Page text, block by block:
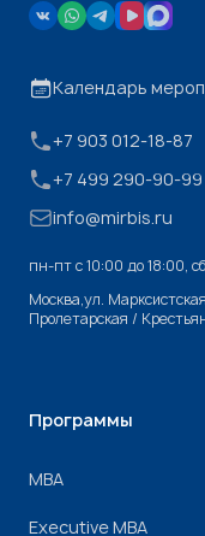
Календарь
+7 903 012-18-87
+7 499 290-90-99
info@mirbis.ru
пн-пт с 10:00 до 18:00,
Москва,ул.
Пролетарская /
Программы
МВА
Executive MBA